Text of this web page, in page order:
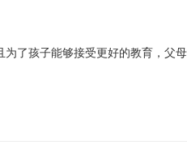
了孩子能够接受更好的教育，父